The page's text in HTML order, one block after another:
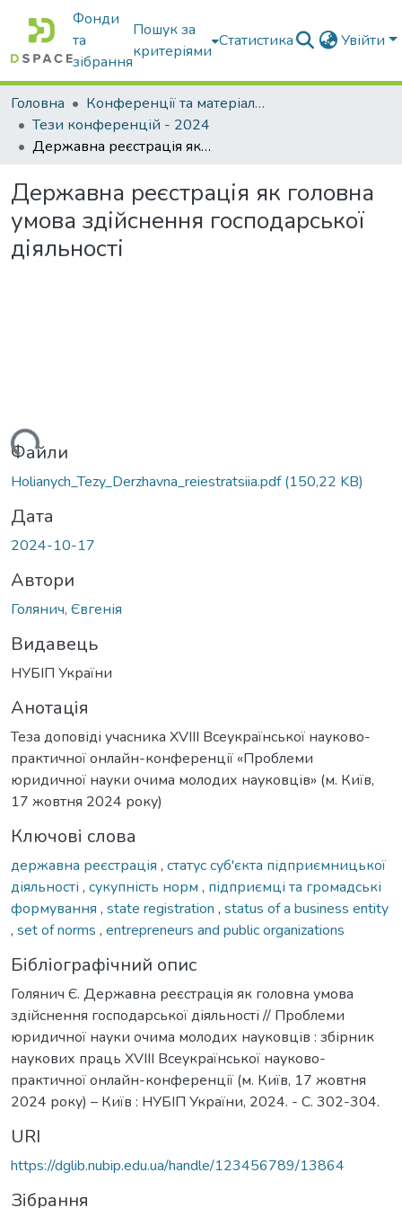
Фонди
та
зібрання
Пошук за
критеріями
Статистика Увійти
Головна
Конференції та матеріали конференцій
Тези конференцій - 2024
Державна реєстрація як головна умова здійснення господарської діяльності
Державна реєстрація як головна
умова здійснення господарської
діяльності
Файли
Holianych_Tezy_Derzhavna_reiestratsiia.pdf(150,22 KB)
Дата
2024-10-17
Автори
Голянич, Євгенія
Видавець
НУБІП України
Анотація
Теза доповіді учасника XVIII Всеукраїнської науково-
практичної онлайн-конференції «Проблеми
юридичної науки очима молодих науковців» (м. Київ,
17 жовтня 2024 року)
Ключові слова
державна реєстрація , статус суб'єкта підприємницької
діяльності , сукупність норм , підприємці та громадські
формування , state registration , status of a business entity
, set of norms , entrepreneurs and public organizations
Бібліографічний опис
Голянич Є. Державна реєстрація як головна умова
здійснення господарської діяльності // Проблеми
юридичної науки очима молодих науковців : збірник
наукових праць XVIII Всеукраїнської науково-
практичної онлайн-конференції (м. Київ, 17 жовтня
2024 року) – Київ : НУБІП України, 2024. - С. 302-304.
URI
https://dglib.nubip.edu.ua/handle/123456789/13864
Зібрання